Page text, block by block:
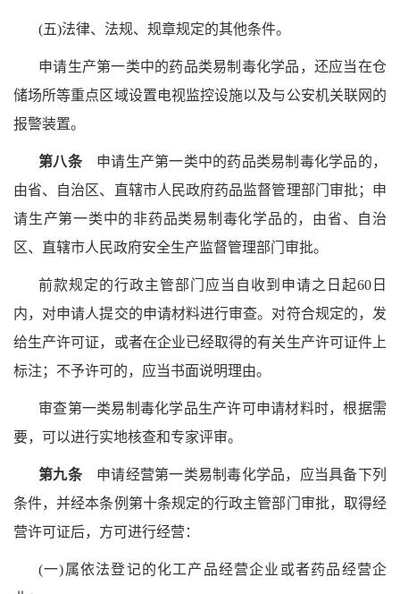
(五)法律、法规、规章规定的其他条件。
申请生产第一类中的药品类易制毒化学品，还应当在仓
储场所等重点区域设置电视监控设施以及与公安机关联网的
报警装置。
第八条申请生产第一类中的药品类易制毒化学品的，
由省、自治区、直辖市人民政府药品监督管理部门审批；申
请生产第一类中的非药品类易制毒化学品的，由省、自治
区、直辖市人民政府安全生产监督管理部门审批。
前款规定的行政主管部门应当自收到申请之日起60日
内，对申请人提交的申请材料进行审查。对符合规定的，发
给生产许可证，或者在企业已经取得的有关生产许可证件上
标注；不予许可的，应当书面说明理由。
审查第一类易制毒化学品生产许可申请材料时，根据需
要，可以进行实地核查和专家评审。
第九条申请经营第一类易制毒化学品，应当具备下列
条件，并经本条例第十条规定的行政主管部门审批，取得经
营许可证后，方可进行经营：
(一)属依法登记的化工产品经营企业或者药品经营企